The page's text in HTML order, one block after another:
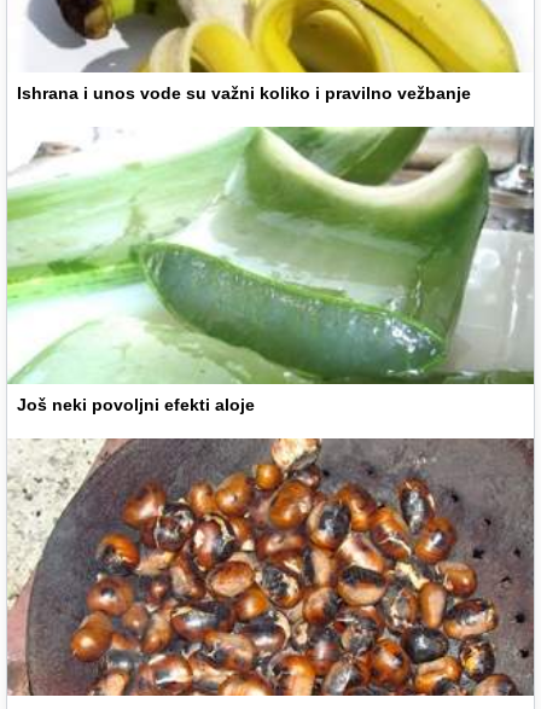
Ishrana i unos vode su važni koliko i pravilno vežbanje
Još neki povoljni efekti aloje